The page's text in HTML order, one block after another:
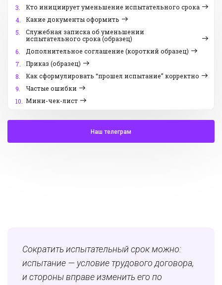
3.
Кто инициирует уменьшение испытательного срока
4.
Какие документы оформить
5.
Служебная записка об уменьшении
испытательного срока (образец)
6.
Дополнительное соглашение (короткий образец)
7.
Приказ (образец)
8.
Как сформулировать “прошел испытание” корректно
9.
Частые ошибки
10. Мини-чек-лист
Наш телеграм
Сократить испытательный срок можно:
испытание — условие трудового договора,
и стороны вправе изменить его по